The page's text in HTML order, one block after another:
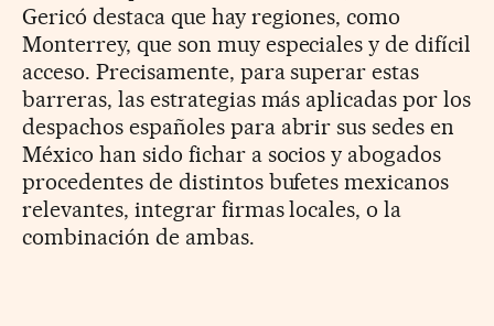
Gericó destaca que hay regiones, como
Monterrey, que son muy especiales y de difícil
acceso. Precisamente, para superar estas
barreras, las estrategias más aplicadas por los
despachos españoles para abrir sus sedes en
México han sido fichar a socios y abogados
procedentes de distintos bufetes mexicanos
relevantes, integrar firmas locales, o la
combinación de ambas.